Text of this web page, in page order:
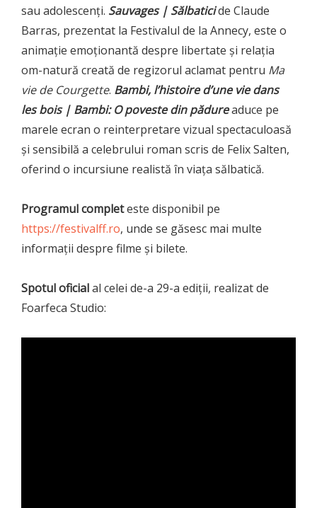
sau adolescenți. Sauvages | Sălbaticide Claude
Barras, prezentat la Festivalul de la Annecy, este o
animație emoționantă despre libertate și relația
om-natură creată de regizorul aclamat pentru Ma
vie de Courgette. Bambi, l’histoire d’une vie dans
les bois | Bambi: O poveste din pădureaduce pe
marele ecran o reinterpretare vizual spectaculoasă
și sensibilă a celebrului roman scris de Felix Salten,
oferind o incursiune realistă în viața sălbatică.
Programul completeste disponibil pe
https://festivalff.ro, unde se găsesc mai multe
informații despre filme și bilete.
Spotul oficialal celei de-a 29-a ediții, realizat de
Foarfeca Studio: